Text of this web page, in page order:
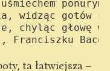
ponurym,
widząc gotów
chyląc głowę w
ta łatwiejsza –